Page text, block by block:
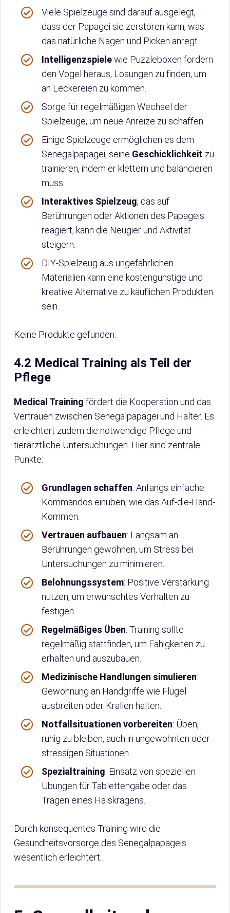
Viele Spielzeuge sind darauf ausgelegt,
dass der Papagei sie zerstören kann, was
das natürliche Nagen und Picken anregt.
Intelligenzspielewie Puzzleboxen fordern
den Vogel heraus, Lösungen zu finden, um
an Leckereien zu kommen.
Sorge für regelmäßigen Wechsel der
Spielzeuge, um neue Anreize zu schaffen.
Einige Spielzeuge ermöglichen es dem
Senegalpapagei, seine Geschicklichkeit zu
trainieren, indem er klettern und balancieren
muss.
Interaktives Spielzeug, das auf
Berührungen oder Aktionen des Papageis
reagiert, kann die Neugier und Aktivität
steigern.
DIY-Spielzeug aus ungefährlichen
Materialien kann eine kostengünstige und
kreative Alternative zu käuflichen Produkten
sein.
Keine Produkte gefunden.
4.2 Medical Training als Teil der
Pflege
Medical Training fördert die Kooperation und das
Vertrauen zwischen Senegalpapagei und Halter. Es
erleichtert zudem die notwendige Pflege und
tierärztliche Untersuchungen. Hier sind zentrale
Punkte:
Grundlagen schaffen: Anfangs einfache
Kommandos einüben, wie das Auf-die-Hand-
Kommen.
Vertrauen aufbauen: Langsam an
Berührungen gewöhnen, um Stress bei
Untersuchungen zu minimieren.
Belohnungssystem: Positive Verstärkung
nutzen, um erwünschtes Verhalten zu
festigen.
Regelmäßiges Üben: Training sollte
regelmäßig stattfinden, um Fähigkeiten zu
erhalten und auszubauen.
Medizinische Handlungen simulieren:
Gewöhnung an Handgriffe wie Flügel
ausbreiten oder Krallen halten.
Notfallsituationen vorbereiten: Üben,
ruhig zu bleiben, auch in ungewohnten oder
stressigen Situationen.
Spezialtraining: Einsatz von speziellen
Übungen für Tablettengabe oder das
Tragen eines Halskragens.
Durch konsequentes Training wird die
Gesundheitsvorsorge des Senegalpapageis
wesentlich erleichtert.